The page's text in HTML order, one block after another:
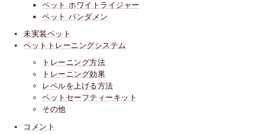
ペット ホワイトライジャー
ペット パンダメン
未実装ペット
ペットトレーニングシステム
トレーニング方法
トレーニング効果
レベルを上げる方法
ペットセーフティーキット
その他
コメント